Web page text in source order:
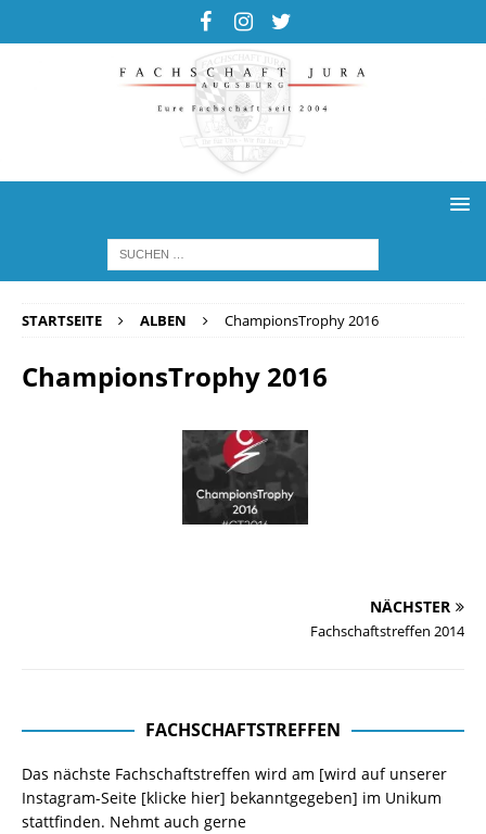
STARTSEITE ALBEN ChampionsTrophy 2016
ChampionsTrophy 2016
NÄCHSTER
Fachschaftstreffen 2014
FACHSCHAFTSTREFFEN
Das nächste Fachschaftstreffen wird am [wird auf unserer
Instagram-Seite [klicke hier] bekanntgegeben] im Unikum
stattfinden. Nehmt auch gerne